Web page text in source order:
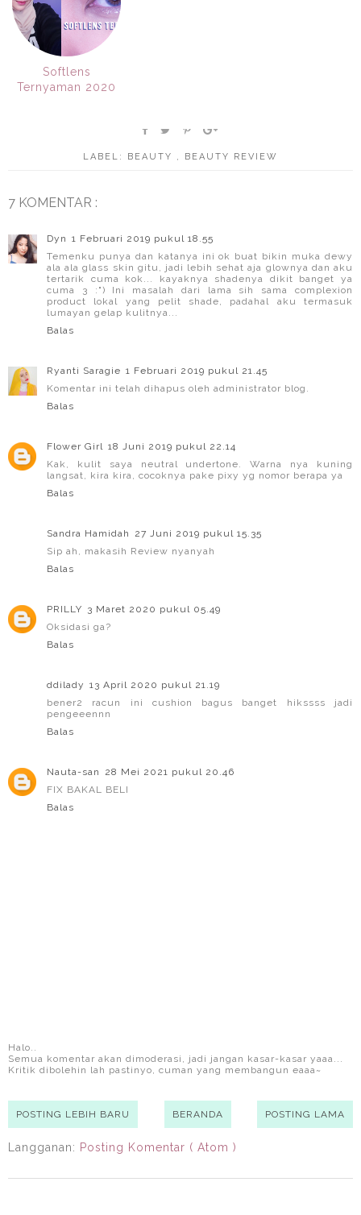
Softlens
Ternyaman 2020
LABEL: BEAUTY , BEAUTY REVIEW
7 KOMENTAR :
Dyn 1 Februari 2019 pukul 18.55
Temenku punya dan katanya ini ok buat bikin muka dewy
ala ala glass skin gitu, jadi lebih sehat aja glownya dan aku
tertarik cuma kok... kayaknya shadenya dikit banget ya
cuma 3 :") Ini masalah dari lama sih sama complexion
product lokal yang pelit shade, padahal aku termasuk
lumayan gelap kulitnya...
Balas
Ryanti Saragie 1 Februari 2019 pukul 21.45
Komentar ini telah dihapus oleh administrator blog.
Balas
Flower Girl 18 Juni 2019 pukul 22.14
Kak, kulit saya neutral undertone. Warna nya kuning
langsat, kira kira, cocoknya pake pixy yg nomor berapa ya
Balas
Sandra Hamidah
27 Juni 2019 pukul 15.35
Sip ah, makasih Review nyanyah
Balas
PRILLY 3 Maret 2020 pukul 05.49
Oksidasi ga?
Balas
ddilady 13 April 2020 pukul 21.19
bener2 racun ini cushion bagus banget hikssss jadi
pengeeennn
Balas
Nauta-san
28 Mei 2021 pukul 20.46
FIX BAKAL BELI
Balas
Halo..
Semua komentar akan dimoderasi, jadi jangan kasar-kasar yaaa...
Kritik dibolehin lah pastinyo, cuman yang membangun eaaa~
POSTING LEBIH BARU POSTING LAMA
BERANDA
Langganan: Posting Komentar ( Atom )